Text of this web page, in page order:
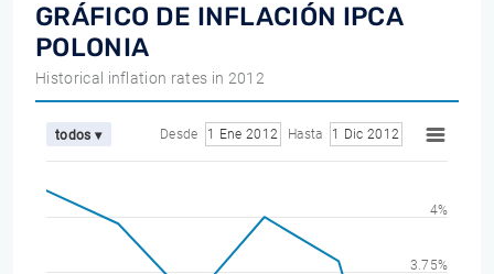
GRÁFICO DE INFLACIÓN IPCA
POLONIA
Historical inflation rates in 2012
todos ▾ Desde 1 Ene 2012 Hasta 1 Dic 2012
3.75%
4%